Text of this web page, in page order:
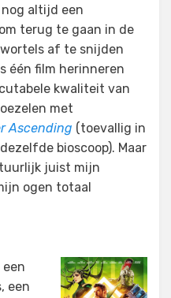
altijd een
terug te gaan in de
af te snijden
één film herinneren
kwaliteit van
met
Ascending (toevallig in
bioscoop). Maar
juist mijn
ogen totaal
een